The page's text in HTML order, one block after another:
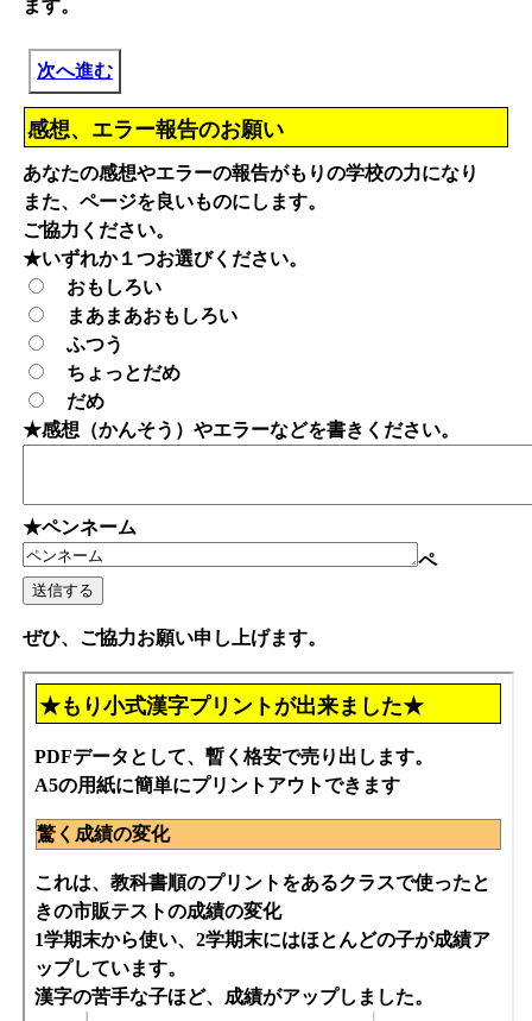
ます。
次へ進む
感想、エラー報告のお願い
あなたの感想やエラーの報告がもりの学校の力になり
また、ページを良いものにします。
ご協力ください。
★いずれか１つお選びください。
おもしろい
まあまあおもしろい
ふつう
ちょっとだめ
だめ
★感想（かんそう）やエラーなどを書きください。
★ペンネーム
ペ
ぜひ、ご協力お願い申し上げます。